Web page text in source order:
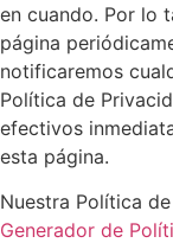
en cuando. Por lo
página
notificaremos
Política de
efectivos
esta página.
Nuestra Política
Generador de